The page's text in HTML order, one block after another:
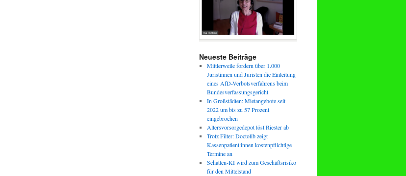
Neueste Beiträge
Mittlerweile fordern über 1.000
Juristinnen und Juristen die Einleitung
eines AfD-Verbotsverfahrens beim
Bundesverfassungsgericht
In Großstädten: Mietangebote seit
2022 um bis zu 57 Prozent
eingebrochen
Altersvorsorgedepot löst Riester ab
Trotz Filter: Doctolib zeigt
Kassenpatient:innen kostenpflichtige
Termine an
Schatten-KI wird zum Geschäftsrisiko
für den Mittelstand